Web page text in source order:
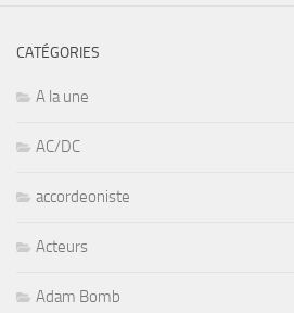
CATÉGORIES
A la une
AC/DC
accordeoniste
Acteurs
Adam Bomb